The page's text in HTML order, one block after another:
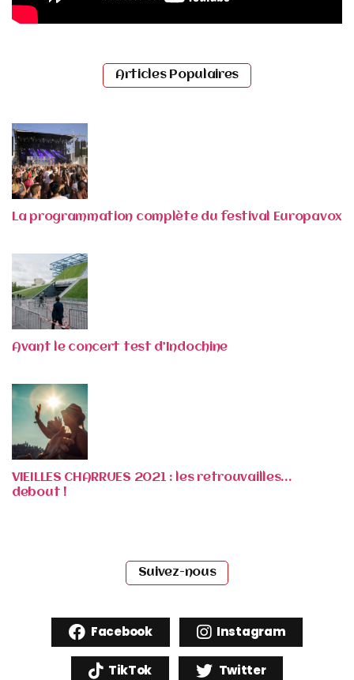
Articles Populaires
La programmation complète du festival Europavox
Avant le concert test d’Indochine
VIEILLES CHARRUES 2021 : les retrouvailles…
debout !
Suivez-nous
Facebook Instagram
TikTok Twitter